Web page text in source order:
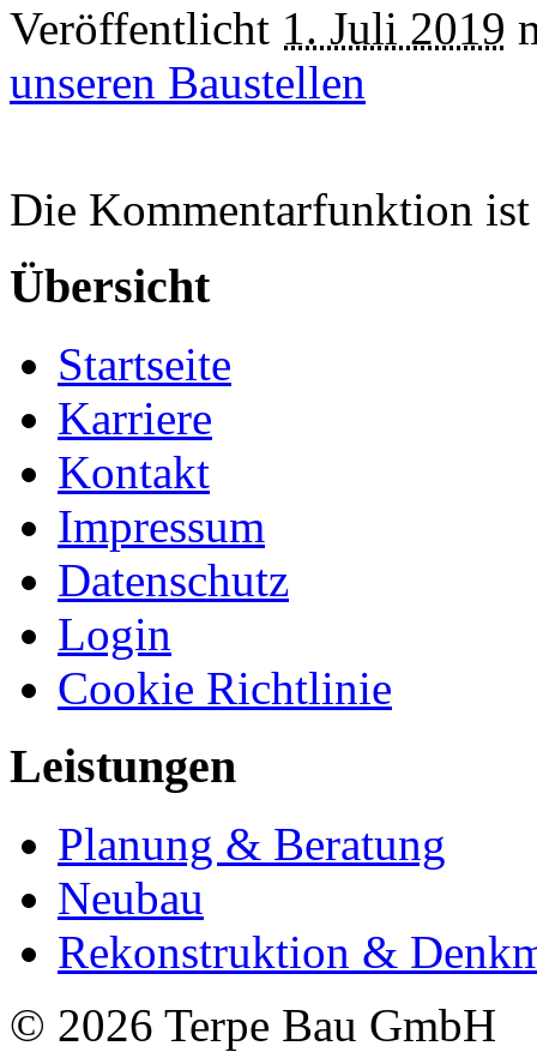
Veröffentlicht 1. Juli 2019
unseren Baustellen
Die Kommentarfunktion ist
Übersicht
Startseite
Karriere
Kontakt
Impressum
Datenschutz
Login
Cookie Richtlinie
Leistungen
Planung & Beratung
Neubau
Rekonstruktion &
© 2026 Terpe Bau GmbH